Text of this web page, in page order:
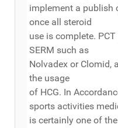
implement a publish
once all steroid
use is complete.
SERM such as
Nolvadex or Clomid,
the usage
of HCG. In
sports activities
is certainly one of